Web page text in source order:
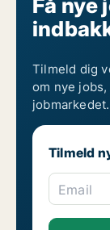
Få nye
Tilmeld dig
om nye
jobmarkedet.
Tilmeld
Email